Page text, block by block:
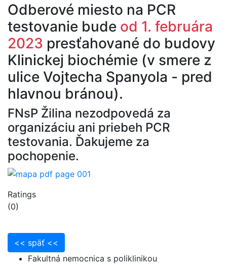
Odberové miesto na PCR
testovanie bude od 1. februára
2023 presťahované do budovy
Klinickej biochémie (v smere z
ulice Vojtecha Spanyola - pred
hlavnou bránou).
FNsP Žilina nezodpovedá za
organizáciu ani priebeh PCR
testovania. Ďakujeme za
pochopenie.
Ratings
(0)
Fakultná nemocnica s poliklinikou